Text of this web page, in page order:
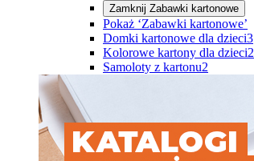
Zamknij Zabawki kartonowe
Pokaż ‘Zabawki kartonowe’
Domki kartonowe dla dzieci3
Kolorowe kartony dla dzieci2
Samoloty z kartonu2